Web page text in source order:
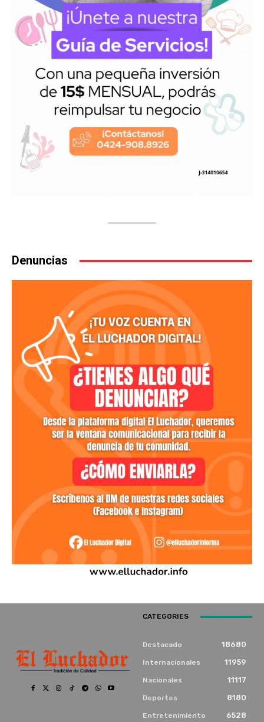
Denuncias
CATEGORIES
Destacado 18680
Internacionales 11959
Nacionales 11117
Deportes 8180
Entretenimiento 6528